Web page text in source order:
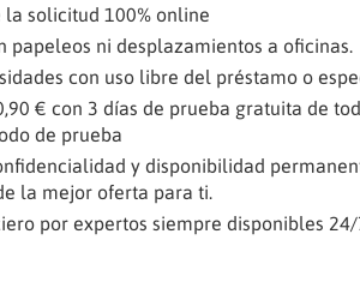
solicitud 100% online
papeleos ni desplazamientos a oficinas.
con uso libre del préstamo o
€ con 3 días de prueba gratuita de
de prueba
y disponibilidad
la mejor oferta para ti.
por expertos siempre disponibles 24/